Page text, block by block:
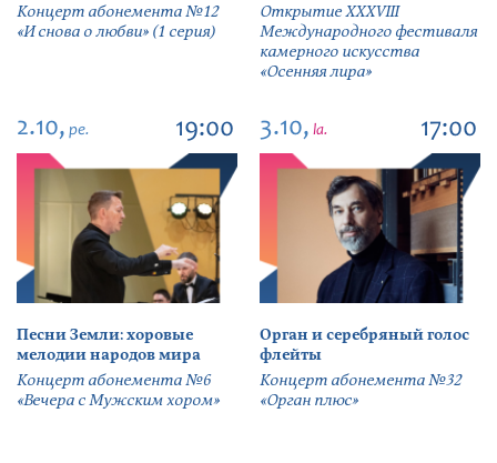
Концерт абонемента №12
«И снова о любви» (1 серия)
Открытие ХХХVIII
Международного фестиваля
камерного искусства
«Осенняя лира»
2.10, pe. 19:00
Песни Земли: хоровые
мелодии народов мира
Концерт абонемента №6
«Вечера с Мужским хором»
3.10, la. 17:00
Орган и серебряный голос
флейты
Концерт абонемента №32
«Орган плюс»